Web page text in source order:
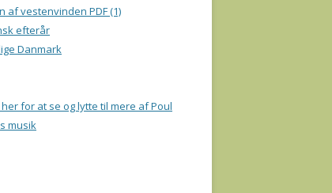
af vestenvinden PDF (1)
efterår
Danmark
her for at se og lytte til mere af Poul
musik